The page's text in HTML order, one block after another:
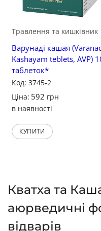
Травлення та кишківник
Варунаді кашая
Kashayam teblets, AVP)
таблеток*
Код: 3745-2
Ціна: 592 грн
в наявності
КУПИТИ
Кватха та
аюрведичні
відварів